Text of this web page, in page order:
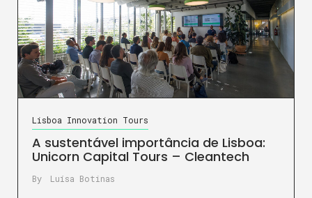
Lisboa Innovation Tours
A sustentável importância de Lisboa:
Unicorn Capital Tours – Cleantech
By Luísa Botinas